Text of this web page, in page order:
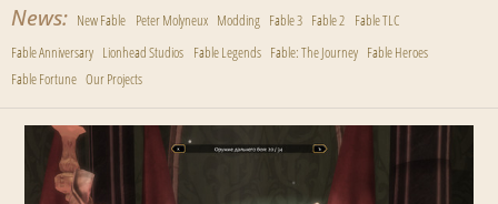
News New Fable Peter Molyneux Modding Fable 3 Fable 2 Fable TLC
Fable Anniversary Lionhead Studios Fable Legends Fable: The Journey Fable Heroes
Fable Fortune Our Projects